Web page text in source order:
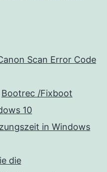
Scan Error Code
Bootrec /Fixboot
10
in Windows
die